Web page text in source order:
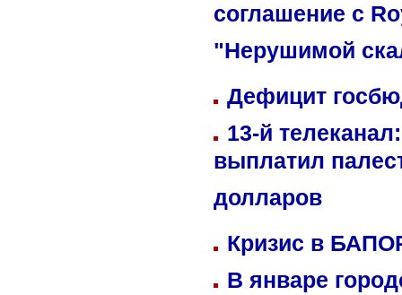
соглашение с
"Нерушимой
Дефицит
13-й
выплатил
долларов
Кризис в
В январе